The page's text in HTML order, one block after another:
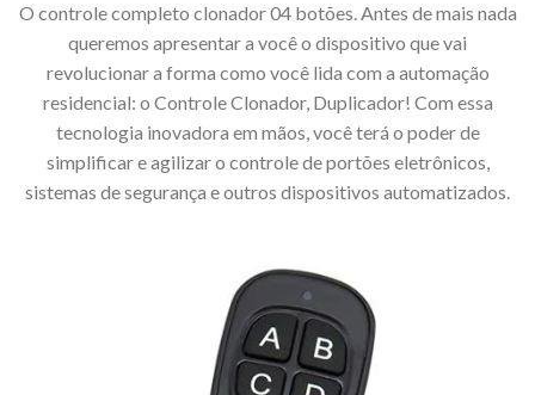
O controle completo clonador 04 botões. Antes de mais nada
queremos apresentar a você o dispositivo que vai
revolucionar a forma como você lida com a automação
residencial: o Controle Clonador, Duplicador! Com essa
tecnologia inovadora em mãos, você terá o poder de
simplificar e agilizar o controle de portões eletrônicos,
sistemas de segurança e outros dispositivos automatizados.